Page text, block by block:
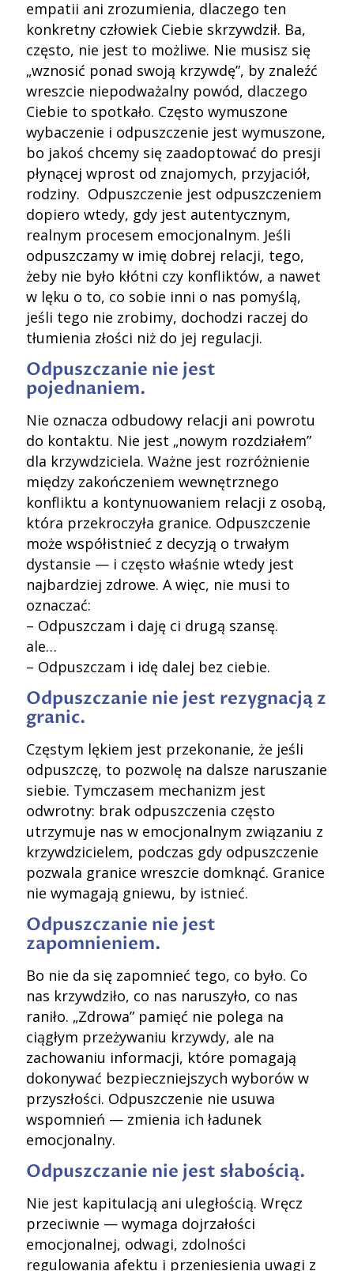
empatii ani zrozumienia, dlaczego ten
konkretny człowiek Ciebie skrzywdził. Ba,
często, nie jest to możliwe. Nie musisz się
„wznosić ponad swoją krzywdę”, by znaleźć
wreszcie niepodważalny powód, dlaczego
Ciebie to spotkało. Często wymuszone
wybaczenie i odpuszczenie jest wymuszone,
bo jakoś chcemy się zaadoptować do presji
płynącej wprost od znajomych, przyjaciół,
rodziny. Odpuszczenie jest odpuszczeniem
dopiero wtedy, gdy jest autentycznym,
realnym procesem emocjonalnym. Jeśli
odpuszczamy w imię dobrej relacji, tego,
żeby nie było kłótni czy konfliktów, a nawet
w lęku o to, co sobie inni o nas pomyślą,
jeśli tego nie zrobimy, dochodzi raczej do
tłumienia złości niż do jej regulacji.
Odpuszczanie nie jest
pojednaniem.
Nie oznacza odbudowy relacji ani powrotu
do kontaktu. Nie jest „nowym rozdziałem”
dla krzywdziciela. Ważne jest rozróżnienie
między zakończeniem wewnętrznego
konfliktu a kontynuowaniem relacji z osobą,
która przekroczyła granice. Odpuszczenie
może współistnieć z decyzją o trwałym
dystansie — i często właśnie wtedy jest
najbardziej zdrowe. A więc, nie musi to
oznaczać:
– Odpuszczam i daję ci drugą szansę.
ale…
– Odpuszczam i idę dalej bez ciebie.
Odpuszczanie nie jest rezygnacją z
granic.
Częstym lękiem jest przekonanie, że jeśli
odpuszczę, to pozwolę na dalsze naruszanie
siebie. Tymczasem mechanizm jest
odwrotny: brak odpuszczenia często
utrzymuje nas w emocjonalnym związaniu z
krzywdzicielem, podczas gdy odpuszczenie
pozwala granice wreszcie domknąć. Granice
nie wymagają gniewu, by istnieć.
Odpuszczanie nie jest
zapomnieniem.
Bo nie da się zapomnieć tego, co było. Co
nas krzywdziło, co nas naruszyło, co nas
raniło. „Zdrowa” pamięć nie polega na
ciągłym przeżywaniu krzywdy, ale na
zachowaniu informacji, które pomagają
dokonywać bezpieczniejszych wyborów w
przyszłości. Odpuszczenie nie usuwa
wspomnień — zmienia ich ładunek
emocjonalny.
Odpuszczanie nie jest słabością.
Nie jest kapitulacją ani uległością. Wręcz
przeciwnie — wymaga dojrzałości
emocjonalnej, odwagi, zdolności
regulowania afektu i przeniesienia uwagi z